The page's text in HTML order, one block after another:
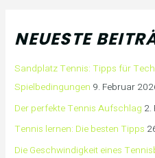
NEUESTE
Sandplatz Tennis: Tipps für
Spielbedingungen 9. Februar
Der perfekte Tennis Aufschlag 2.
Tennis lernen: Die besten Tipps
Die Geschwindigkeit eines